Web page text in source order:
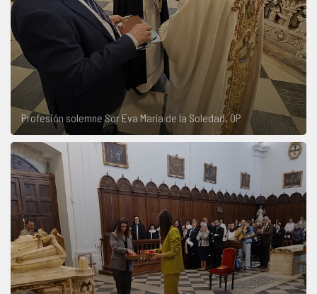
Profesión solemne Sor Eva María de la Soledad, OP